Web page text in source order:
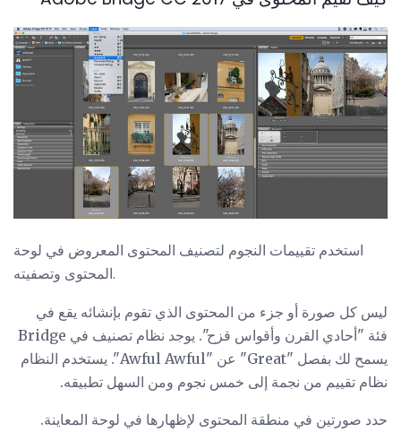
استخدم تقييمات النجوم لتصنيف المحتوى المعروض في لوحة
المحتوى وتصفيته.
ليس كل صورة أو جزء من المحتوى الذي تقوم بإنشائه يقع في
فئة "أحادي القرن وأقواس قزح". يوجد نظام تصنيف في Bridge
يسمح لك بفصل "Great" عن "Awful Awful". يستخدم النظام
نظام تقييم من نجمة إلى خمس نجوم ومن السهل تطبيقه.
حدد صورتين في منطقة المحتوى لإظهارها في لوحة المعاينة.